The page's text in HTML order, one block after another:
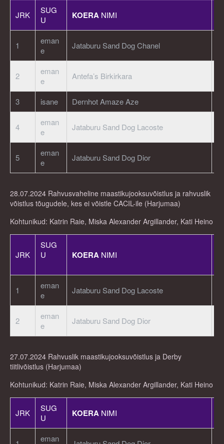
JRK
SUG
U
KOERA NIMI
1
eman
e
Jataburu Sand Dog Chanel
2
eman
e
Antefa’s Birkirkara
3 isane Dernhot Amaze Aze
4
eman
e
Jataburu Sand Dog Lacoste
5
eman
e
Jataburu Sand Dog Dior
28.07.2024 Rahvusvaheline maastikujooksuvõistlus ja rahvuslik
võistlus tõugudele, kes ei võistle CACIL-ile (Harjumaa)
Kohtunikud: Katrin Raie, Miska Alexander Argillander, Kati Heino
JRK
SUG
U
KOERA NIMI
1
eman
e
Jataburu Sand Dog Lacoste
2
eman
e
Jataburu Sand Dog Dior
27.07.2024 Rahvuslik maastikujooksuvõistlus ja Derby
tiitlivõistlus (Harjumaa)
Kohtunikud: Katrin Raie, Miska Alexander Argillander, Kati Heino
JRK
SUG
U
KOERA NIMI
eman